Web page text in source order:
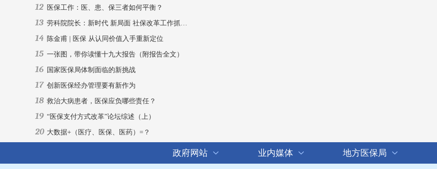
12 医保工作：医、患、保三者如何平衡？
13 劳科院院长：新时代 新局面 社保改革工作抓重点
14 陈金甫 | 医保 从认同价值入手重新定位
15 一张图，带你读懂十九大报告（附报告全文）
16 国家医保局体制面临的新挑战
17 创新医保经办管理要有新作为
18 救治大病患者，医保应负哪些责任？
19 “医保支付方式改革”论坛综述（上）
20 大数据+（医疗、医保、医药）=？
政府网站 业内媒体 地方医保局